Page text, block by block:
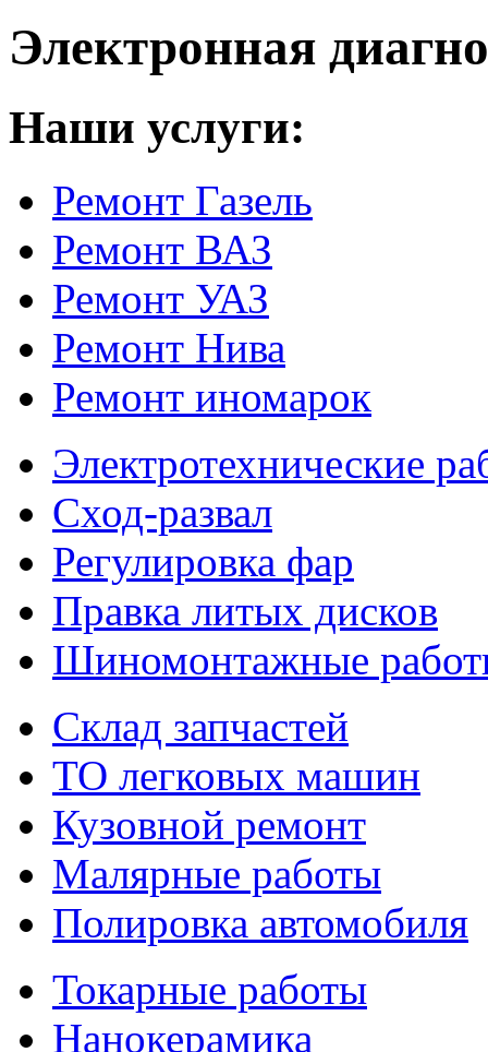
Электронная
Наши услуги:
Ремонт Газель
Ремонт ВАЗ
Ремонт УАЗ
Ремонт Нива
Ремонт иномарок
Электротехнические
Сход-развал
Регулировка фар
Правка литых дисков
Шиномонтажные
Склад запчастей
ТО легковых машин
Кузовной ремонт
Малярные работы
Полировка автомобиля
Токарные работы
Нанокерамика